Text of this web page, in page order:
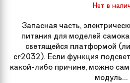
Нет в
Запасная часть,
питания для моделей
светящейся платформой
cr2032). Если функция
какой-либо причине, можно
модуль...